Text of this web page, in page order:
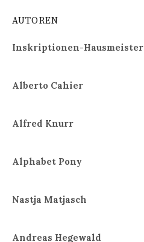
AUTOREN
Inskriptionen-Hausmeister
Alberto Cahier
Alfred Knurr
Alphabet Pony
Nastja Matjasch
Andreas Hegewald